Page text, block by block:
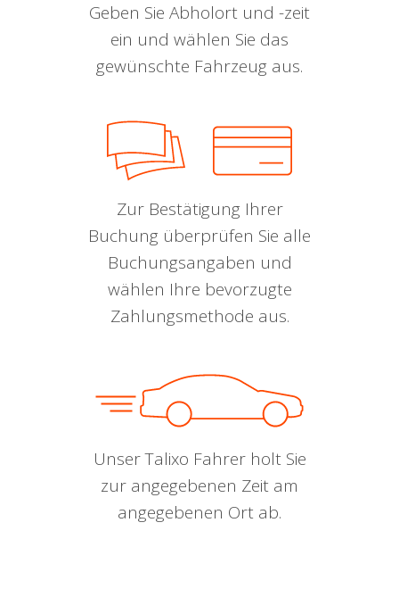
Geben Sie Abholort und -zeit
ein und wählen Sie das
gewünschte Fahrzeug aus.
Zur Bestätigung Ihrer
Buchung überprüfen Sie alle
Buchungsangaben und
wählen Ihre bevorzugte
Zahlungsmethode aus.
Unser Talixo Fahrer holt Sie
zur angegebenen Zeit am
angegebenen Ort ab.